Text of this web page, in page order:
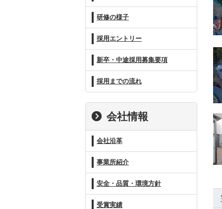
研修の様子
採用エントリー
新卒・中途採用募集要項
採用までの流れ
会社情報
会社沿革
事業所紹介
安全・品質・環境方針
受賞実績